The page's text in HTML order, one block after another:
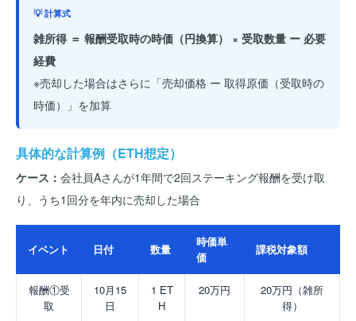
💡 計算式
雑所得 ＝ 報酬受取時の時価（円換算） × 受取数量 ー 必要
経費
※売却した場合はさらに「売却価格 ー 取得原価（受取時の
時価）」を加算
具体的な計算例（ETH想定）
ケース： 会社員Aさんが1年間で2回ステーキング報酬を受け取
り、うち1回分を年内に売却した場合
イベント 日付 数量
時価単
価
課税対象額
報酬①受
取
10月15
日
1 ET
H
20万円
20万円（雑所
得）